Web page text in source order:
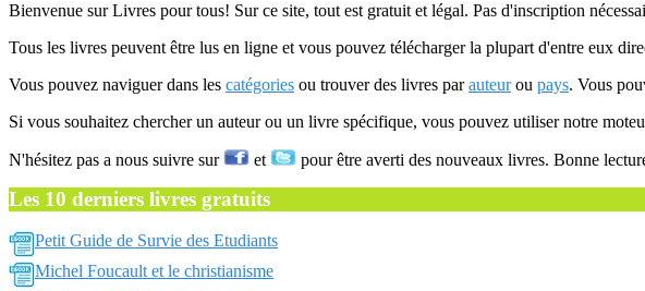
Bienvenue sur Livres pour tous! Sur ce site, tout est gratuit et légal. Pas d'inscription
Tous les livres peuvent être lus en ligne et vous pouvez télécharger la plupart d'entre eux
Vous pouvez naviguer dans les catégories ou trouver des livres parauteurou pays. Vous
Si vous souhaitez chercher un auteur ou un livre spécifique, vous pouvez utiliser notre
N'hésitez pas a nous suivre sur et pour être averti des nouveaux livres. Bonne
Les 10 derniers livres gratuits
Petit Guide de Survie des Etudiants
Michel Foucault et le christianisme